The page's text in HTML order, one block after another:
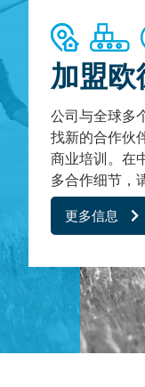
加盟欧
公司与全球多
找新的合作伙
商业培训。在
多合作细节，
更多信息